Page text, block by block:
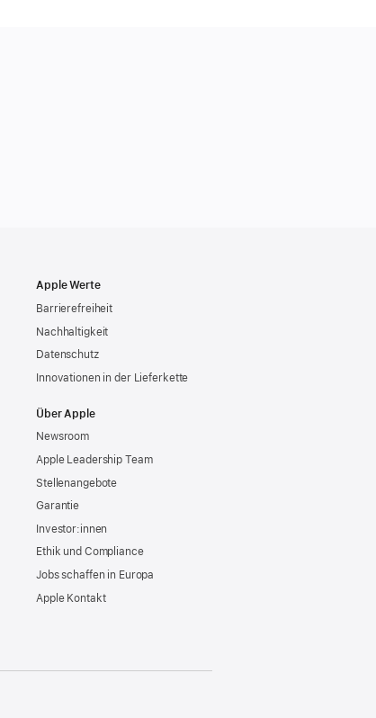
Apple Werte
Barrierefreiheit
Nachhaltigkeit
Datenschutz
Innovationen in der Lieferkette
Über Apple
Newsroom
Apple Leadership Team
Stellenangebote
Garantie
Investor:innen
Ethik und Compliance
Jobs schaffen in Europa
Apple Kontakt